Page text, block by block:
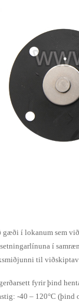
gæði í lokanum sem
í
til
fyrir þind
-40 – 120°C